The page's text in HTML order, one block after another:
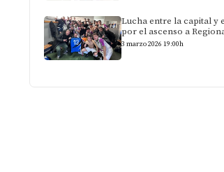
Lucha entre la capital y
por el ascenso a
3 marzo 2026 19:00h